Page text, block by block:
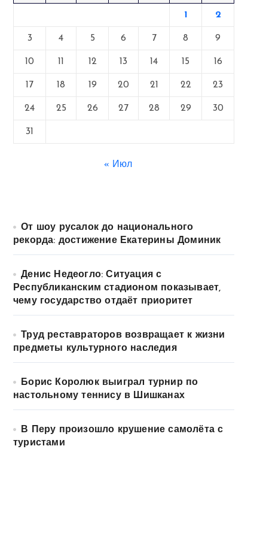
1 2
3 4 5 6 7 8 9
10 11 12 13 14 15 16
17 18 19 20 21 22 23
24 25 26 27 28 29 30
31
« Июл
От шоу русалок до национального
рекорда: достижение Екатерины Доминик
Денис Недеогло: Ситуация с
Республиканским стадионом показывает,
чему государство отдаёт приоритет
Труд реставраторов возвращает к жизни
предметы культурного наследия
Борис Королюк выиграл турнир по
настольному теннису в Шишканах
В Перу произошло крушение самолёта с
туристами